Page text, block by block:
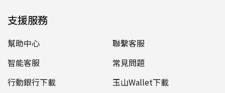
支援服務
幫助中心
聯繫客服
智能客服
常見問題
行動銀行下載
玉山Wallet下載